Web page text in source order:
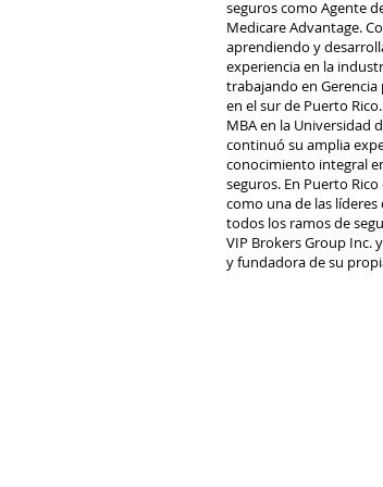
seguros como Agente
Medicare Advantage.
aprendiendo y
experiencia en la
trabajando en Gerencia
en el sur de Puerto
MBA en la Universidad
continuó su amplia
conocimiento integral
seguros. En Puerto
como una de las
todos los ramos de
VIP Brokers Group Inc.
y fundadora de su